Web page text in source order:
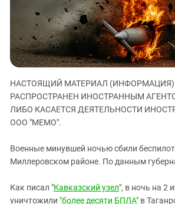
ЗАСТАВЛЯЕТ
КАВКАЗ ЗА
ИНАКОМЫСЛИЕ
МОБИЛИЗАЦИЯ
Дагестан
Ингушетия
Кабардино-Балкария
Калмыкия
Карачаево-Черкесия
Краснодарский край
Нагорный Карабах
Ростовская область
СКФО
НАСТОЯЩИЙ МАТЕРИАЛ (ИНФОРМАЦИЯ)
РАСПРОСТРАНЕН ИНОСТРАННЫМ
ЛИБО КАСАЕТСЯ ДЕЯТЕЛЬНОСТИ
ООО "МЕМО".
Военные минувшей ночью сбили
Миллеровском районе. По данным
Как писал "Кавказский узел", в ночь на 2
уничтожили "более десяти БПЛА" в